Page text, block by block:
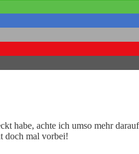
habe, achte ich umso mehr
doch mal vorbei!